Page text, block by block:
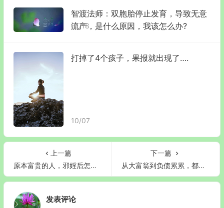
智渡法师：双胞胎停止发育，导致无意
流产，是什么原因，我该怎么办?
01/18
打掉了4个孩子，果报就出现了….
10/07
上一篇
原本富贵的人，邪婬后怎么样了（浅述邪婬对功名利禄影响）
下一篇
从大富翁到负债累累，都是邪婬惹的祸
发表评论